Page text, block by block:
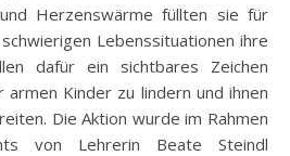
Herzenswärme füllten sie für
schwierigen Lebenssituationen ihre
dafür ein sichtbares Zeichen
Kinder zu lindern und ihnen
Die Aktion wurde im Rahmen
von Lehrerin Beate Steindl